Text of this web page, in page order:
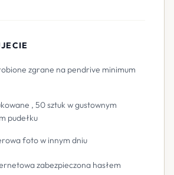
zgrane na pendrive minimum
, 50 sztuk w gustownym
pudełku
foto w innym dniu
zabezpieczona hasłem